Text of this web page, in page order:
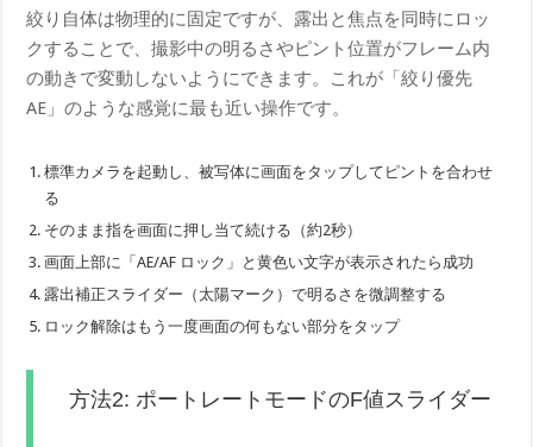
絞り自体は物理的に固定ですが、露出と焦点を同時にロッ
クすることで、撮影中の明るさやピント位置がフレーム内
の動きで変動しないようにできます。これが「絞り優先
AE」のような感覚に最も近い操作です。
標準カメラを起動し、被写体に画面をタップしてピントを合わせ
る
そのまま指を画面に押し当て続ける（約2秒）
画面上部に「AE/AF ロック」と黄色い文字が表示されたら成功
露出補正スライダー（太陽マーク）で明るさを微調整する
ロック解除はもう一度画面の何もない部分をタップ
方法2: ポートレートモードのF値スライダー